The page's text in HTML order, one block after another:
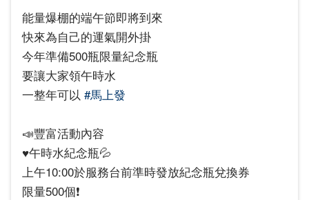
能量爆棚的端午節即將到來
快來為自己的運氣開外掛
今年準備500瓶限量紀念瓶
要讓大家領午時水
一整年可以 #馬上發
📣豐富活動內容
♥️午時水紀念瓶💦
上午10:00於服務台前準時發放紀念瓶兌換券
限量500個❗